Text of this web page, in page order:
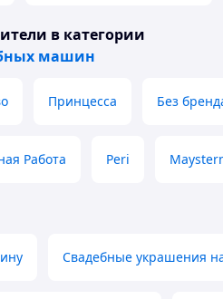
в категории
машин
Принцесса Без
Работа Peri
Свадебные украшения